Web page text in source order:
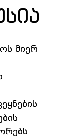
მიერ